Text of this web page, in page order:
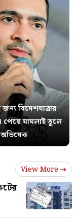
বিদেশযাত্রার
পেয়ে মামলাই তুলে
অভিষেক
View More